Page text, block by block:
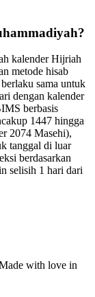
kalender Hijriah
metode hisab
sama untuk
dengan kalender
berbasis
1447 hingga
2074 Masehi),
tanggal di luar
berdasarkan
selisih 1 hari dari
with love in